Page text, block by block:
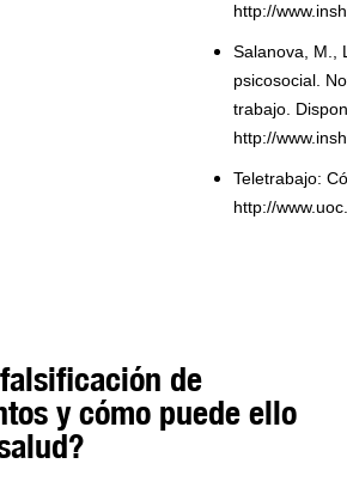
http://
Salanova, M.,
psicosocial.
trabajo.
http://
Teletrabajo:
http://
de
y cómo puede ello